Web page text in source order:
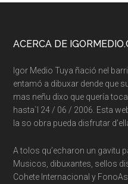
Footer
ACERCA DE
Igor Medio Tuya ñació nel
entamó a dibuxar dende que
mas neñu dixo que quería
hasta`l 24 / 06 / 2006. Esta
la so obra pueda disfrutar
A tolos qu’echaron un gavitu
Musicos, dibuxantes, sellos
Cohete Internacional y